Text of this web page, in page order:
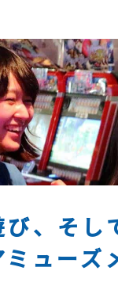
ズメント施設事業
施設事業
発事業
ャンダイジング事業
インビジネス事業
び、そし
ミューズ